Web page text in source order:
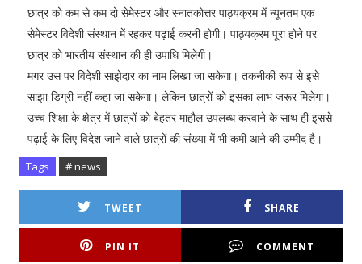
छात्र को कम से कम दो सेमेस्टर और स्नातकोत्तर पाठ्यक्रम में न्यूनतम एक
सेमेस्टर विदेशी संस्थान में रहकर पढ़ाई करनी होगी। पाठ्यक्रम पूरा होने पर
छात्र को भारतीय संस्थान की ही उपाधि मिलेगी।
मगर उस पर विदेशी साझेदार का नाम लिखा जा सकेगा। तकनीकी रूप से इसे
साझा डिग्री नहीं कहा जा सकेगा। लेकिन छात्रों को इसका लाभ जरूर मिलेगा।
उच्च शिक्षा के क्षेत्र में छात्रों को बेहतर माहौल उपलब्ध करवाने के साथ ही इससे
पढ़ाई के लिए विदेश जाने वाले छात्रों की संख्या में भी कमी आने की उम्मीद है।
Tags # news
TWEET SHARE
PIN IT COMMENT